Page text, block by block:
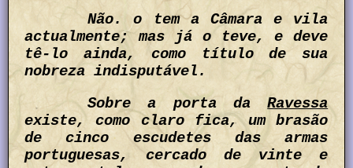
Não. o tem a Câmara e vila
actualmente; mas já o teve, e deve
tê-lo ainda, como título de sua
nobreza indisputável.
Sobre a porta daRavessa
existe, como claro fica, um brasão
de cinco escudetes das armas
portuguesas, cercado de vinte e